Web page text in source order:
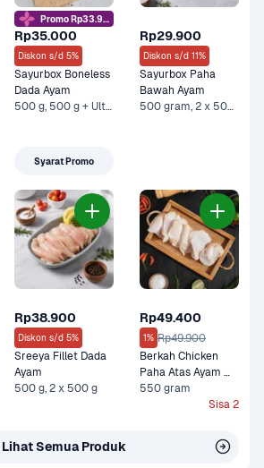
Promo Rp33.9rb
Rp35.000
Diskon s/d 5%
Sayurbox Boneless
Dada Ayam
500 g, 500 g + Ultra Milk UHT Full Cream 750 ml +1 Lainnya
Syarat Promo
Rp29.900
Diskon s/d 11%
Sayurbox Paha
Bawah Ayam
500 gram, 2 x 500 gr
Rp38.900
Diskon s/d 5%
Sreeya Fillet Dada
Ayam
500 g, 2 x 500 g
Rp49.400
1% Rp49.900
Berkah Chicken
Paha Atas Ayam
Probiotik Organik
550 gram
Sisa 2
Lihat Semua Produk